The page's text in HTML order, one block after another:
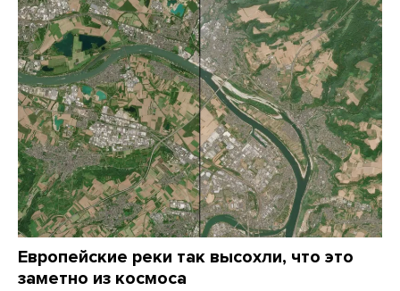
Европейские реки так высохли, что это
заметно из космоса